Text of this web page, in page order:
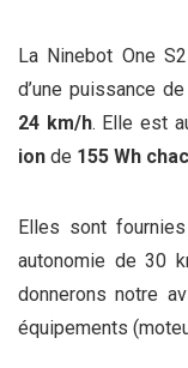
La Ninebot One
d’une puissance de
24 km/h. Elle est
ion de 155 Wh
Elles sont
autonomie de 30
donnerons notre
équipements